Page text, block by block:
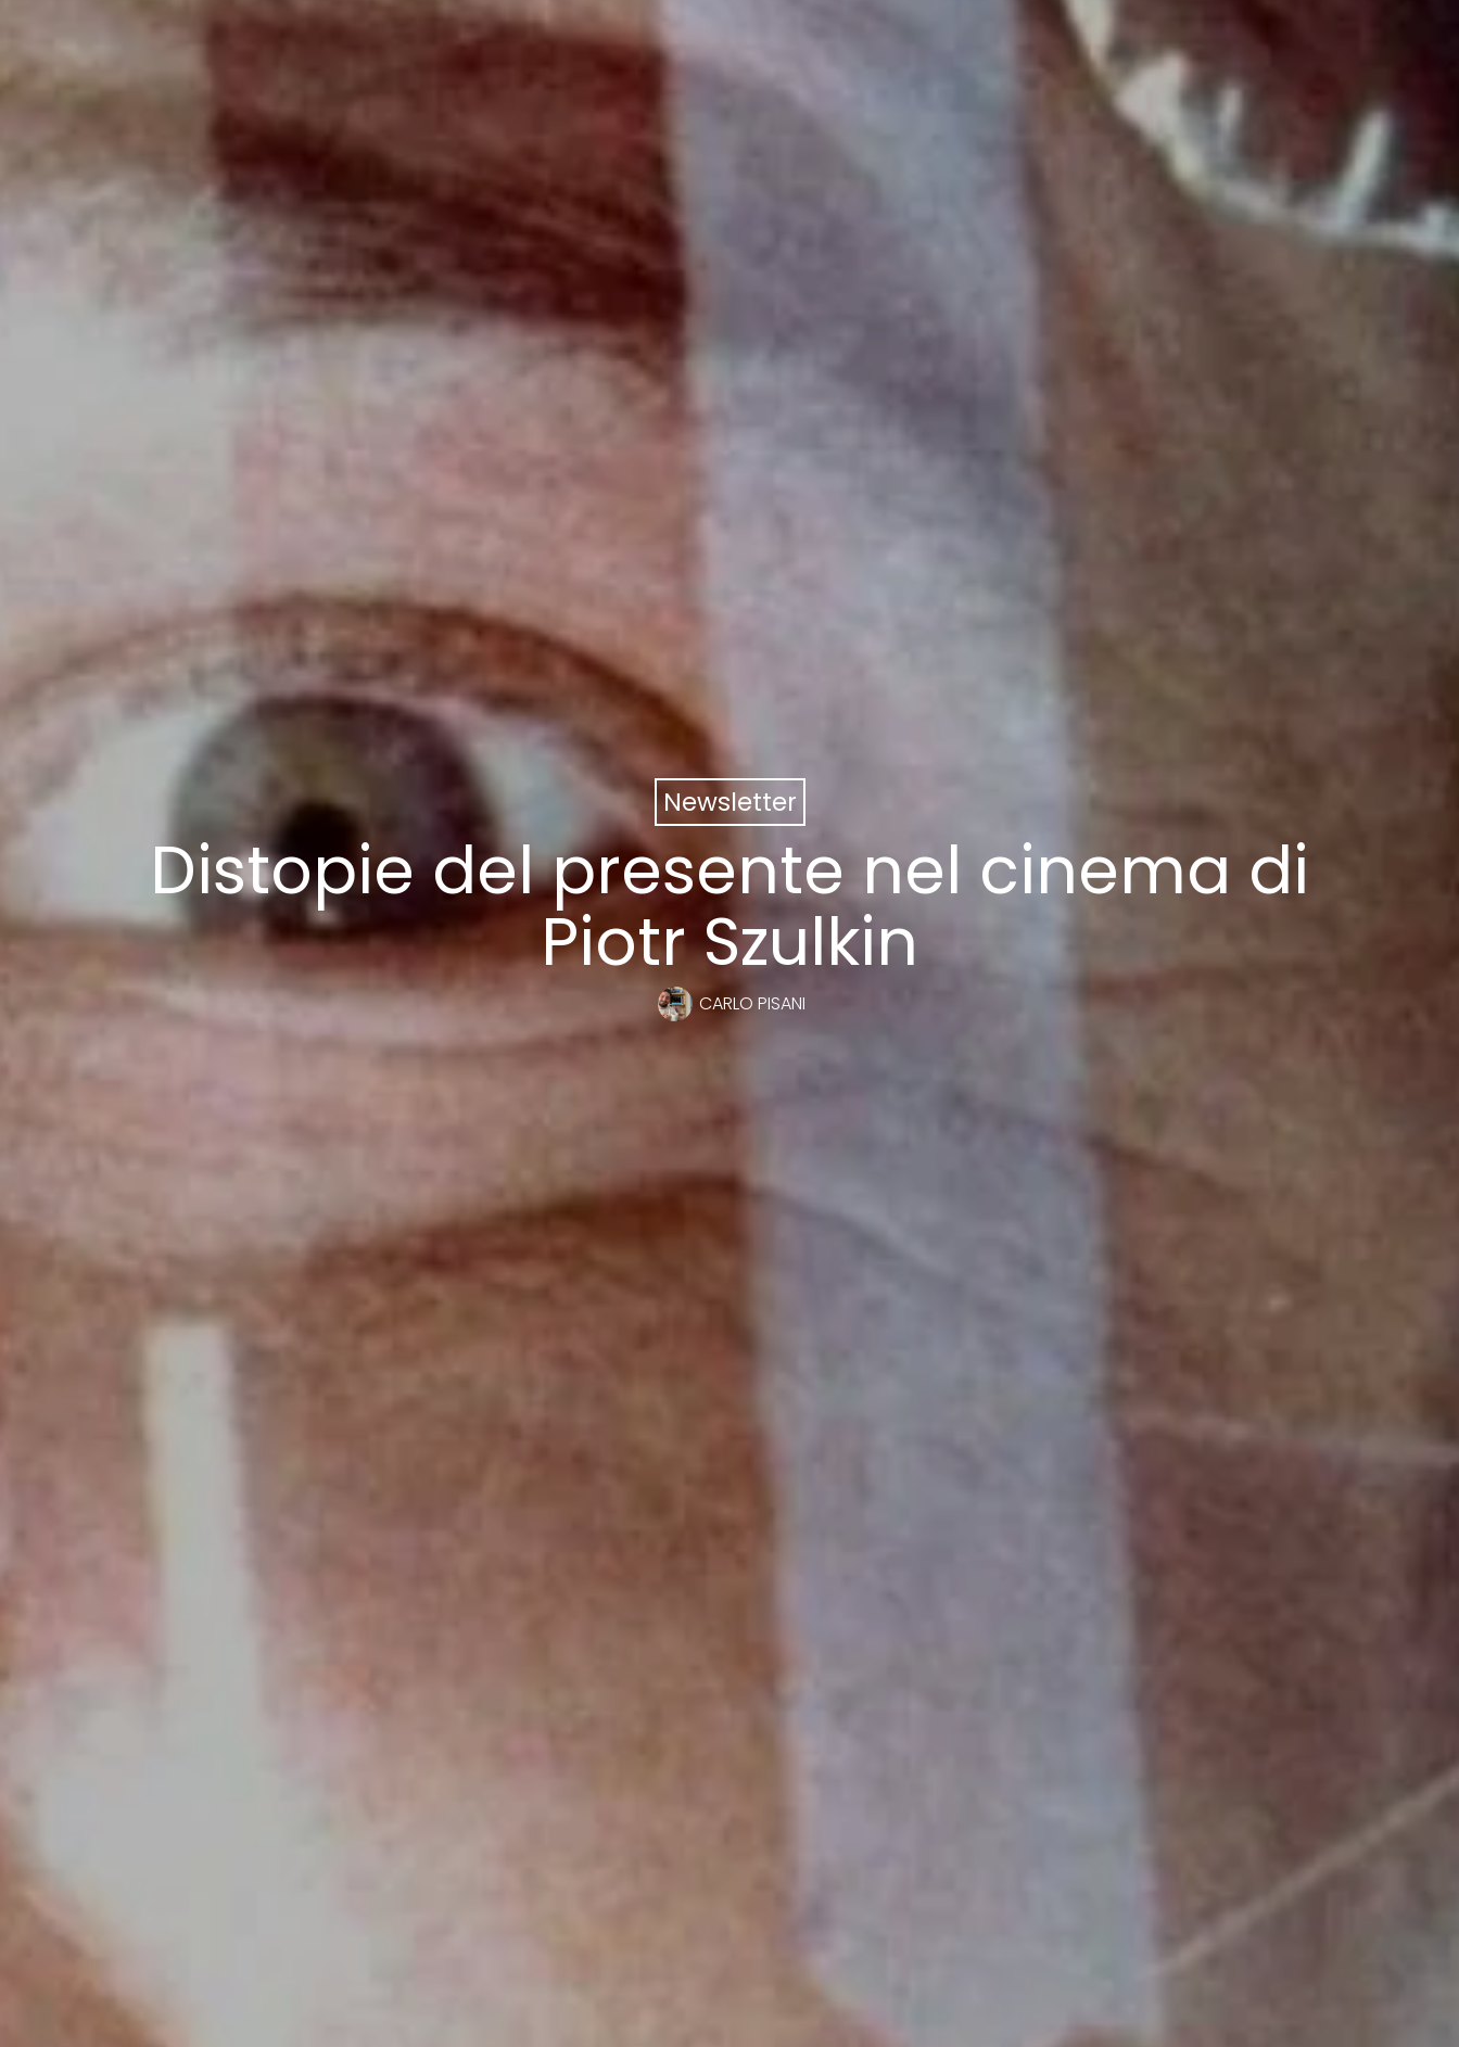
Newsletter
Distopie del presente nel cinema di
Piotr Szulkin
CARLO PISANI